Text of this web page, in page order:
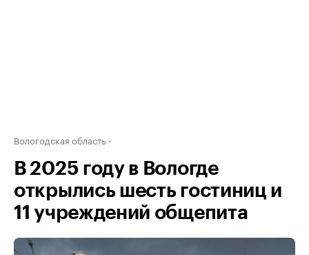
Вологодская область
В 2025 году в Вологде
открылись шесть гостиниц и
11 учреждений общепита